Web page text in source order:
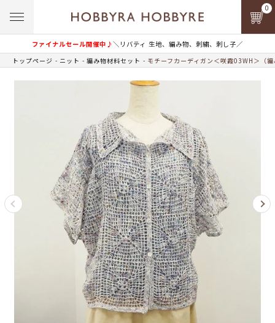
ファイナルセール開催中♪＼リバティ 生地、編み物、刺繍、刺し子／
0
トップページ ニット 編み物材料セット モチーフカーディガン＜咲霞03WH＞（